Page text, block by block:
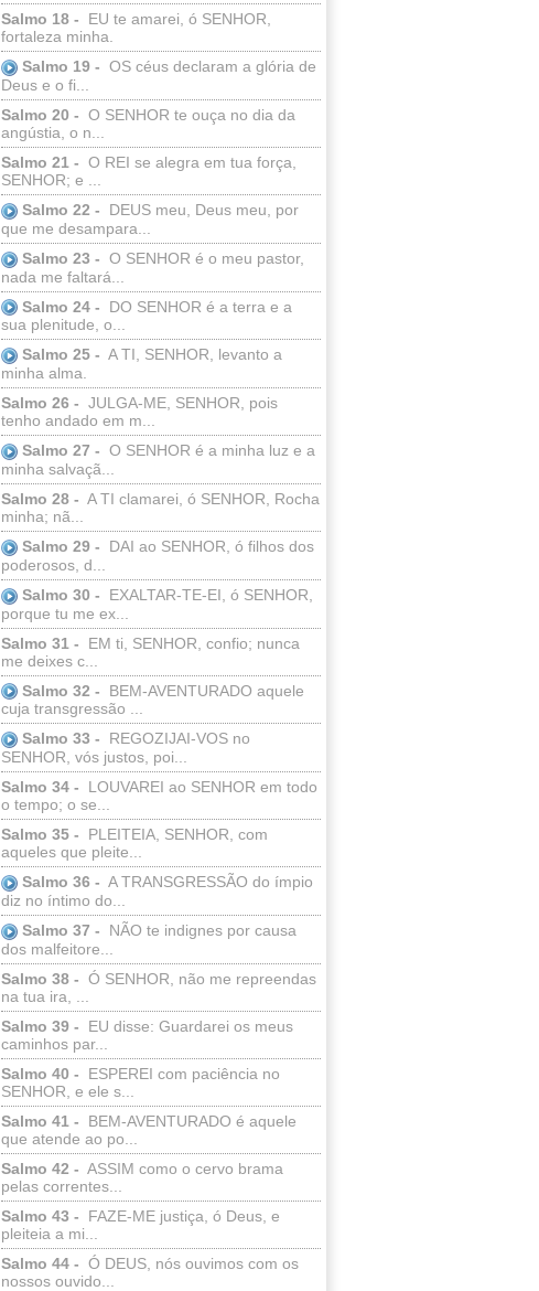
Salmo 18 -
EU te amarei, ó SENHOR,
fortaleza minha.
Salmo 19 - OS céus declaram a glória de
Deus e o fi...
Salmo 20 - O SENHOR te ouça no dia da
angústia, o n...
Salmo 21 - O REI se alegra em tua força,
SENHOR; e ...
Salmo 22 -
DEUS meu, Deus meu, por
que me desampara...
Salmo 23 - O SENHOR é o meu pastor,
nada me faltará...
Salmo 24 -
DO SENHOR é a terra e a
sua plenitude, o...
Salmo 25 - A TI, SENHOR, levanto a
minha alma.
Salmo 26 - JULGA-ME, SENHOR, pois
tenho andado em m...
Salmo 27 - O SENHOR é a minha luz e a
minha salvaçã...
Salmo 28 - A TI clamarei, ó SENHOR, Rocha
minha; nã...
Salmo 29 -
DAI ao SENHOR, ó filhos dos
poderosos, d...
Salmo 30 -
EXALTAR-TE-EI, ó SENHOR,
porque tu me ex...
Salmo 31 -
EM ti, SENHOR, confio; nunca
me deixes c...
Salmo 32 -
BEM-AVENTURADO aquele
cuja transgressão ...
Salmo 33 -
REGOZIJAI-VOS no
SENHOR, vós justos, poi...
Salmo 34 -
LOUVAREI ao SENHOR em todo
o tempo; o se...
Salmo 35 -
PLEITEIA, SENHOR, com
aqueles que pleite...
Salmo 36 - A TRANSGRESSÃO do ímpio
diz no íntimo do...
Salmo 37 -
NÃO te indignes por causa
dos malfeitore...
Salmo 38 - Ó SENHOR, não me repreendas
na tua ira, ...
Salmo 39 -
EU disse: Guardarei os meus
caminhos par...
Salmo 40 -
ESPEREI com paciência no
SENHOR, e ele s...
Salmo 41 -
BEM-AVENTURADO é aquele
que atende ao po...
Salmo 42 - ASSIM como o cervo brama
pelas correntes...
Salmo 43 -
FAZE-ME justiça, ó Deus, e
pleiteia a mi...
Salmo 44 - Ó DEUS, nós ouvimos com os
nossos ouvido...